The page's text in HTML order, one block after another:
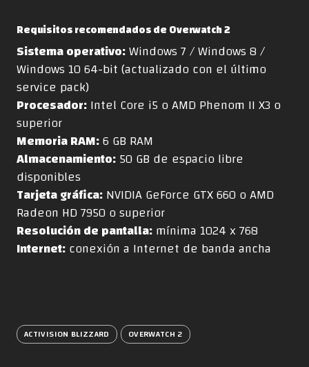
Requisitos recomendados de Overwatch 2
Sistema operativo:Windows 7 / Windows 8 /
Windows 10 64-bit (actualizado con el último
service pack)
Procesador:Intel Core i5 o AMD Phenom II X3 o
superior
Memoria RAM:6 GB RAM
Almacenamiento:50 GB de espacio libre
disponibles
Tarjeta gráfica:NVIDIA GeForce GTX 660 o AMD
Radeon HD 7950 o superior
Resolución de pantalla:mínima 1024 x 768
Internet:conexión a Internet de banda ancha
ACTIVISION BLIZZARD OVERWATCH 2